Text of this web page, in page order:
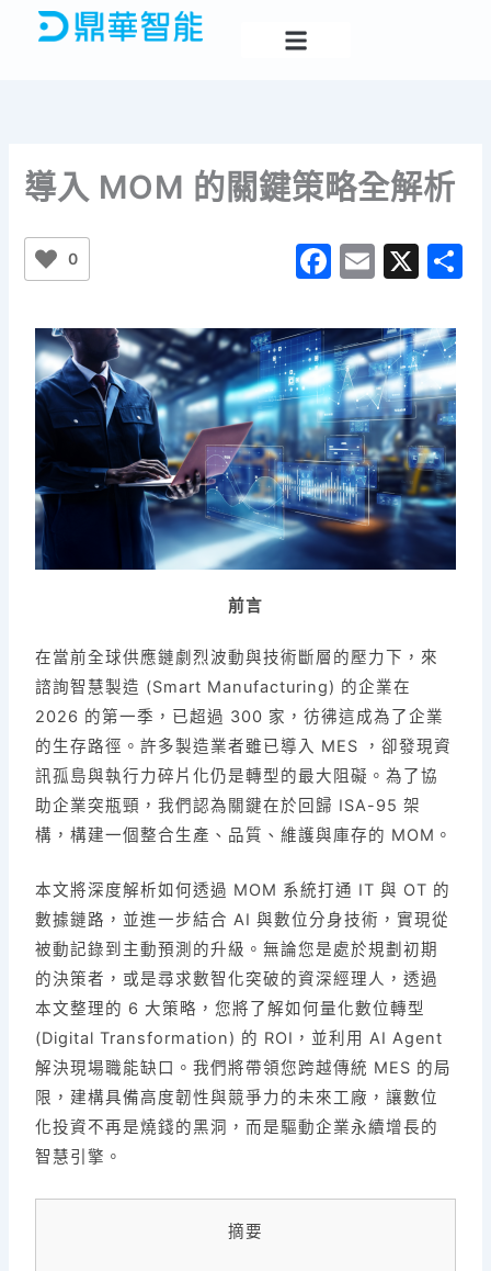
導入 MOM 的關鍵策略全解析
F
c
e
b
o
o
k
E
ai
l
X
0
前言
在當前全球供應鏈劇烈波動與技術斷層的壓力下，來
諮詢智慧製造 (Smart Manufacturing) 的企業在
2026 的第一季，已超過 300 家，彷彿這成為了企業
的生存路徑。許多製造業者雖已導入 MES ，卻發現資
訊孤島與執行力碎片化仍是轉型的最大阻礙。為了協
助企業突瓶頸，我們認為關鍵在於回歸 ISA-95 架
構，構建一個整合生產、品質、維護與庫存的 MOM。
本文將深度解析如何透過 MOM 系統打通 IT 與 OT 的
數據鏈路，並進一步結合 AI 與數位分身技術，實現從
被動記錄到主動預測的升級。無論您是處於規劃初期
的決策者，或是尋求數智化突破的資深經理人，透過
本文整理的 6 大策略，您將了解如何量化數位轉型
(Digital Transformation) 的 ROI，並利用 AI Agent
解決現場職能缺口。我們將帶領您跨越傳統 MES 的局
限，建構具備高度韌性與競爭力的未來工廠，讓數位
化投資不再是燒錢的黑洞，而是驅動企業永續增長的
智慧引擎。
摘要